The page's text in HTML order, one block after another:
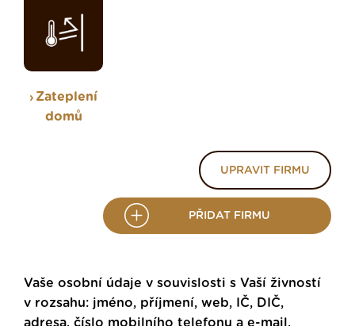
Zateplení
domů
UPRAVIT FIRMU
PŘIDAT FIRMU
Vaše osobní údaje v souvislosti s Vaší živností
v rozsahu: jméno, příjmení, web, IČ, DIČ,
adresa, číslo mobilního telefonu a e-mail,